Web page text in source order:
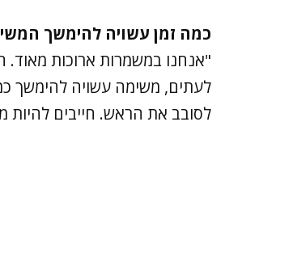
כמה זמן עשויה להימשך
"אנחנו במשמרות ארוכות מאוד.
לעתים, משימה עשויה להימשך
לסובב את הראש. חייבים להיות